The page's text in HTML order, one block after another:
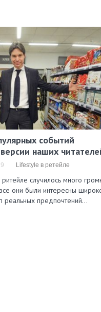
событий
наших
Lifestyle в ретейле
случилось много
они были интересны
реальных предпочтений…